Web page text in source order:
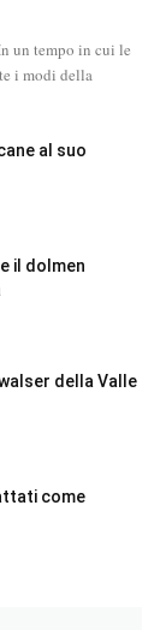
un tempo in cui le
i modi della
al suo
il dolmen
della Valle
come